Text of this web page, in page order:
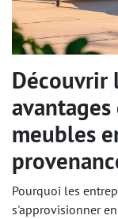
Découvrir
meubles
Pourquoi les
s'approvisionner